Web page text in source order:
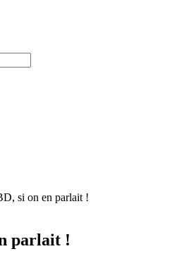
si on en parlait !
parlait !